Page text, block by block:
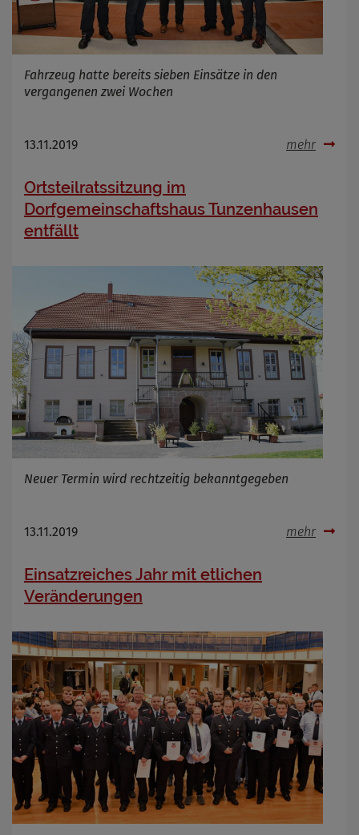
Fahrzeug hatte bereits sieben Einsätze in den
vergangenen zwei Wochen
13.11.2019 mehr
Ortsteilratssitzung im
Dorfgemeinschaftshaus Tunzenhausen
entfällt
Neuer Termin wird rechtzeitig bekanntgegeben
13.11.2019 mehr
Einsatzreiches Jahr mit etlichen
Veränderungen